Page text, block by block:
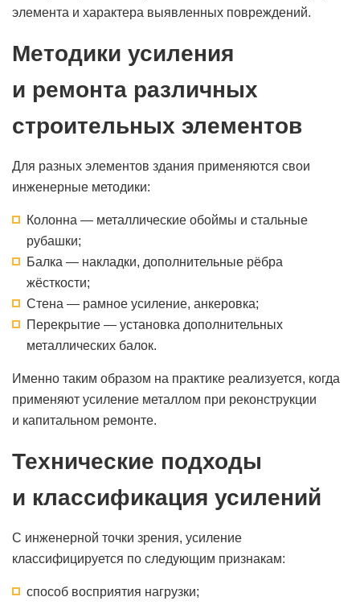
элемента и характера выявленных повреждений.
Методики усиления
и ремонта различных
строительных элементов
Для разных элементов здания применяются свои
инженерные методики:
Колонна — металлические обоймы и стальные
рубашки;
Балка — накладки, дополнительные рёбра
жёсткости;
Стена — рамное усиление, анкеровка;
Перекрытие — установка дополнительных
металлических балок.
Именно таким образом на практике реализуется, когда
применяют усиление металлом при реконструкции
и капитальном ремонте.
Технические подходы
и классификация усилений
С инженерной точки зрения, усиление
классифицируется по следующим признакам:
способ восприятия нагрузки;